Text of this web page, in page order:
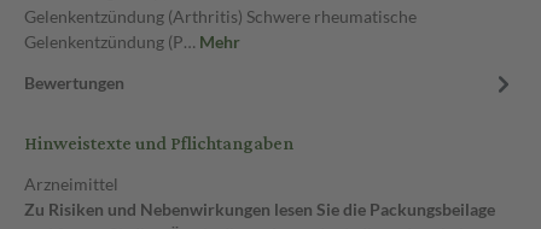
Gelenkentzündung (Arthritis) Schwere rheumatische
Gelenkentzündung (P… Mehr
Bewertungen
Hinweistexte und Pflichtangaben
Arzneimittel
Zu Risiken und Nebenwirkungen lesen Sie die Packungsbeilage